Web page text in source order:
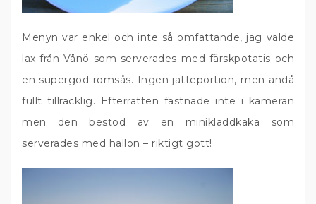
Menyn var enkel och inte så omfattande, jag valde
lax från Vånö som serverades med färskpotatis och
en supergod romsås. Ingen jätteportion, men ändå
fullt tillräcklig. Efterrätten fastnade inte i kameran
men den bestod av en minikladdkaka som
serverades med hallon – riktigt gott!